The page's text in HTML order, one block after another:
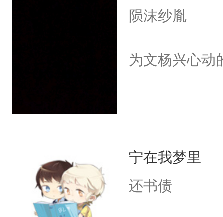
陨沫纱胤
为文杨兴心动
宁在我梦里
还书债